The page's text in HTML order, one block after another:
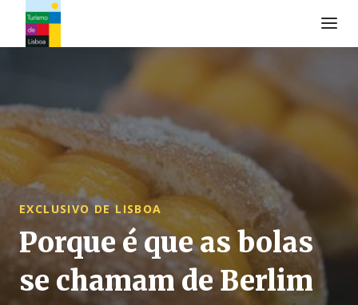
Logo do Turismo de Lisboa
EXCLUSIVO DE LISBOA
Porque é que as bolas
se chamam de Berlim